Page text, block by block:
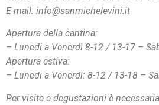
E-mail: info@sanmichelevini.it
Apertura della cantina:
– Lunedi a Venerdì 8-12 / 13-17 –
Apertura estiva:
– Lunedi a Venerdì: 8-12 / 13-18 –
Per visite e degustazioni è